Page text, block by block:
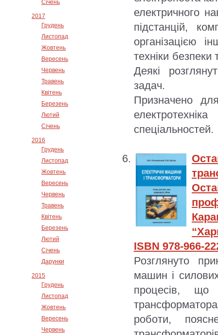
Січень
2017
Грудень
Листопад
Жовтень
Вересень
Червень
Травень
Квітень
Березень
Лютий
Січень
2016
Грудень
Листопад
Жовтень
Вересень
Червень
Травень
Квітень
Березень
Лютий
Січень
Дарунки
2015
Грудень
Листопад
Жовтень
Вересень
Червень
електричного
підстанцій,
організацією
техніки
Деякі
задач.
Призначено для
спеціальностей.
ISBN 978-966-
Розглянуто
машин і
процесів, що
роботи,